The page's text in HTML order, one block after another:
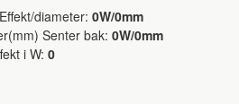
diameter: 0W/0mm
Senter bak: 0W/0mm
i W: 0